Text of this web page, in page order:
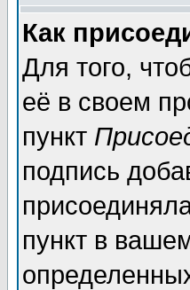
Как
Для того,
её в своем
пункт
подпись
пункт в